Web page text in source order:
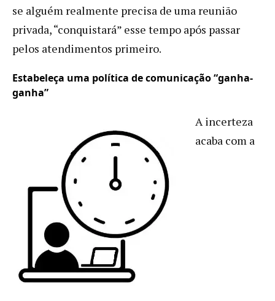
se alguém realmente precisa de uma reunião
privada, “conquistará” esse tempo após passar
pelos atendimentos primeiro.
Estabeleça uma política de comunicação “ganha-
ganha”
A incerteza
acaba com a